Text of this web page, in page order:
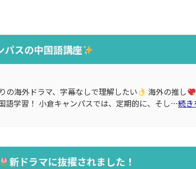
パスの中国語講座
の海外ドラマ、字幕なしで理解したい 海外の推し
語学習！ 小倉キャンパスでは、定期的に、そし…続き
新ドラマに抜擢されました！